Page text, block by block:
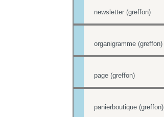
newsletter (greffon)
organigramme (greffon)
page (greffon)
panierboutique (greffon)